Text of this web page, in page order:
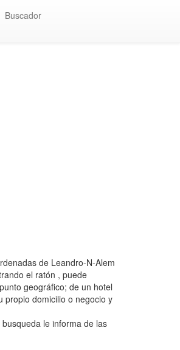
Buscador
de Leandro-N-Alem
el ratón , puede
geográfico; de un hotel
propio domicilio o negocio y
le informa de las